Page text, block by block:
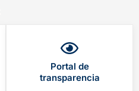
Portal de
transparencia